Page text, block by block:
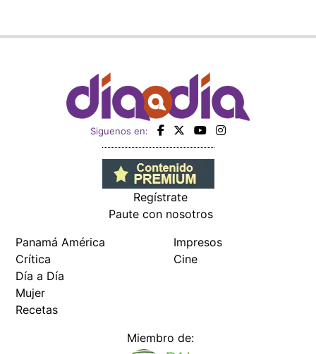
Siguenos en:
Regístrate
Paute con nosotros
Panamá América
Crítica
Día a Día
Mujer
Recetas
Impresos
Cine
Miembro de: